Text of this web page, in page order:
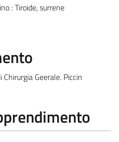
: Tiroide, surrene
Geerale. Piccin